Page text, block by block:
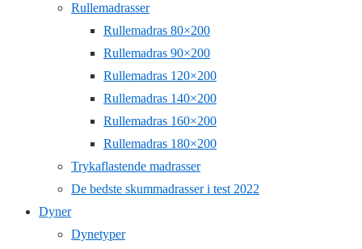
Rullemadrasser
Rullemadras 80×200
Rullemadras 90×200
Rullemadras 120×200
Rullemadras 140×200
Rullemadras 160×200
Rullemadras 180×200
Trykaflastende madrasser
De bedste skummadrasser i test 2022
Dyner
Dynetyper